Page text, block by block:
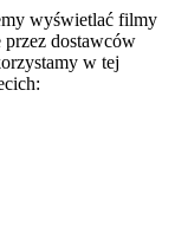
wyświetlać filmy
przez dostawców
w tej